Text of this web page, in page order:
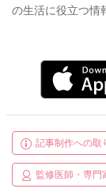
の生活に役立つ情
記事制作への取
監修医師・専門